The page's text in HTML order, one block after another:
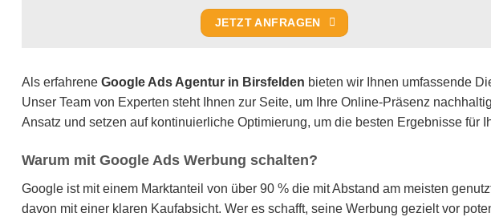
JETZT ANFRAGEN
Als erfahrene Google Ads Agentur in Birsfelden bieten wir Ihnen umfassende
Unser Team von Experten steht Ihnen zur Seite, um Ihre Online-Präsenz
Ansatz und setzen auf kontinuierliche Optimierung, um die besten Ergebnisse für
Warum mit Google Ads Werbung schalten?
Google ist mit einem Marktanteil von über 90 % die mit Abstand am meisten
davon mit einer klaren Kaufabsicht. Wer es schafft, seine Werbung gezielt vor